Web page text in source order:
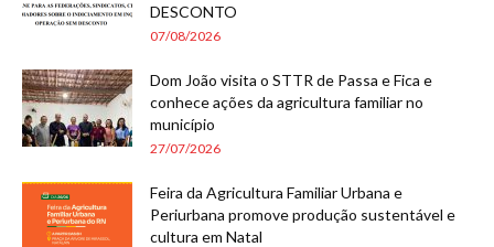
DESCONTO
07/08/2026
Dom João visita o STTR de Passa e Fica e
conhece ações da agricultura familiar no
município
27/07/2026
Feira da Agricultura Familiar Urbana e
Periurbana promove produção sustentável e
cultura em Natal